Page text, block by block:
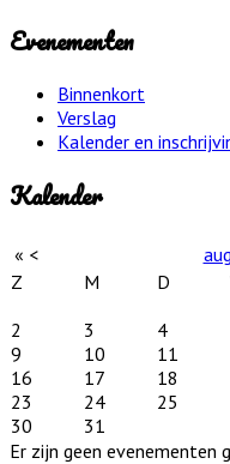
Evenementen
Binnenkort
Verslag
Kalender en
Kalender
« <
Z
M D
2
3 4
9
10 11
16
17 18
23
24 25
30
31
Er zijn geen evenementen